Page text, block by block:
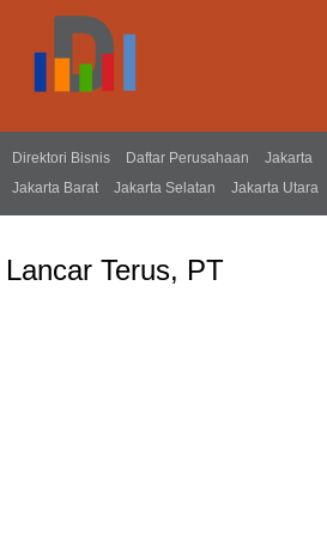
Direktori Bisnis Daftar Perusahaan Jakarta
Jakarta Barat
Jakarta Selatan Jakarta Utara
Lancar Terus, PT